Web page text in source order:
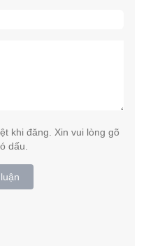
khi đăng. Xin vui lòng gõ
dấu.